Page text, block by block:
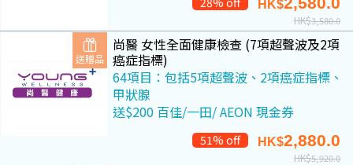
HK$
HK$3,580.0
送贈品
尚醫 女性全面健康檢查 (7項超聲波及2項
癌症指標)
64項目：包括5項超聲波、2項癌症指標、
甲狀腺
送$200 百佳/一田/ AEON 現金券
51% off HK$2,880.0
HK$5,920.0